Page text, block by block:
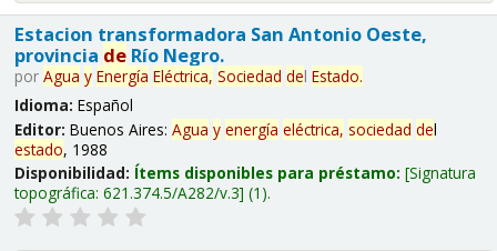
Estacion transformadora San Antonio Oeste,
provincia deRío Negro.
por Agua y Energía Eléctrica, Sociedad del Estado.
Idioma: Español
Editor: Buenos Aires: Agua y energía eléctrica, sociedad del
estado, 1988
Disponibilidad: Ítems disponibles para préstamo: Signatura
topográfica: 621.374.5/A282/v.3 (1).